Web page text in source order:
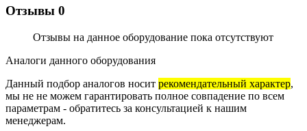
Отзывы 0
Отзывы на данное оборудование пока отсутствуют
Аналоги данного оборудования
Данный подбор аналогов носит рекомендательный характер,
мы не не можем гарантировать полное совпадение по всем
параметрам - обратитесь за консультацией к нашим
менеджерам.